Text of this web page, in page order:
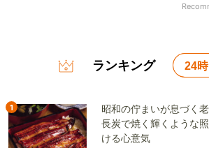
ランキング 24
1
昭和の佇まいが息づく
長炭で焼く輝くような
ける心意気